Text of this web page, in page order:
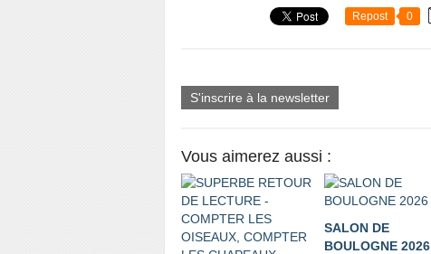
Repost 0
S'inscrire à la newsletter
Vous aimerez aussi :
SALON DE
BOULOGNE 2026